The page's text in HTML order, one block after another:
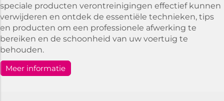
speciale producten verontreinigingen effectief kunnen
verwijderen en ontdek de essentiële technieken, tips
en producten om een professionele afwerking te
bereiken en de schoonheid van uw voertuig te
behouden.
Meer informatie